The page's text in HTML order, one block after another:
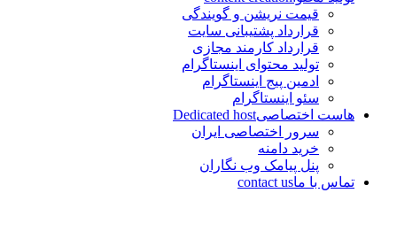
قیمت نریشن و گویندگی
قرارداد پشتیبانی سایت
قرارداد کارمند مجازی
تولید محتوای اینستاگرام
ادمین پیج اینستاگرام
سئو اینستاگرام
هاست اختصاصیDedicated host
سرور اختصاصی ایران
خرید دامنه
پنل پیامک وب نگاران
تماس با ماcontact us